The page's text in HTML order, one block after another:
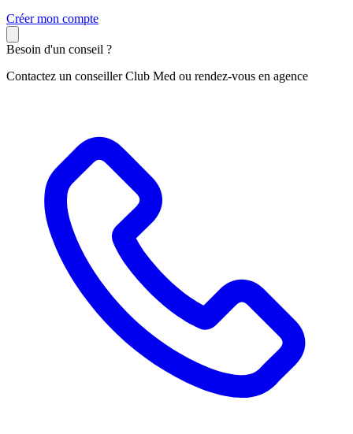
Créer mon compte
Besoin d'un conseil ?
Contactez un conseiller Club Med ou rendez-vous en agence